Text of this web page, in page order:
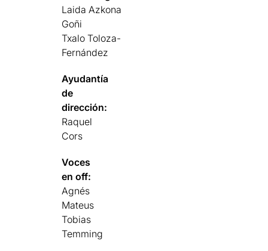
Laida Azkona
Goñi
Txalo Toloza-
Fernández
Ayudantía
de
dirección:
Raquel
Cors
Voces
en off:
Agnés
Mateus
Tobias
Temming